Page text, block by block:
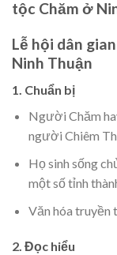
tộc Chăm ở
Lễ hội dân
Ninh Thuận
1. Chuẩn bị
Người Chăm
người Chiêm
Họ sinh sống
một số tỉnh
Văn hóa truyền
2. Đọc hiểu